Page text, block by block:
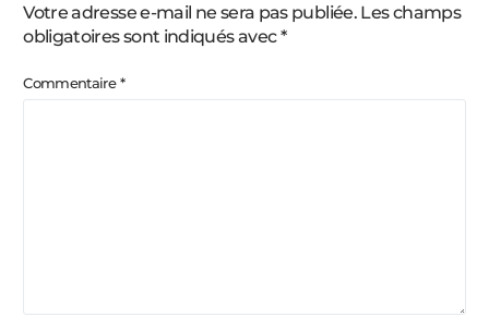
Votre adresse e-mail ne sera pas publiée. Les champs
obligatoires sont indiqués avec*
Commentaire *